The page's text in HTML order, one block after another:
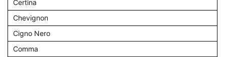
Certina
Chevignon
Cigno Nero
Comma